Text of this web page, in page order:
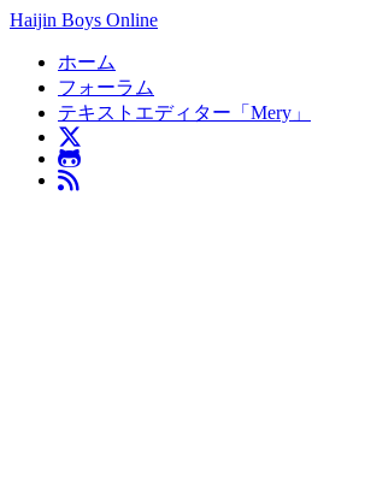
Haijin Boys Online
ホーム
フォーラム
テキストエディター「Mery」